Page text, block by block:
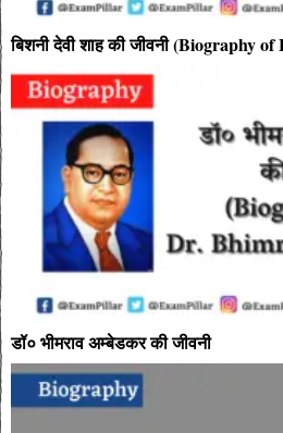
बिशनी देवी शाह की जीवनी (Biography
डॉ० भीमराव अम्बेडकर की जीवनी